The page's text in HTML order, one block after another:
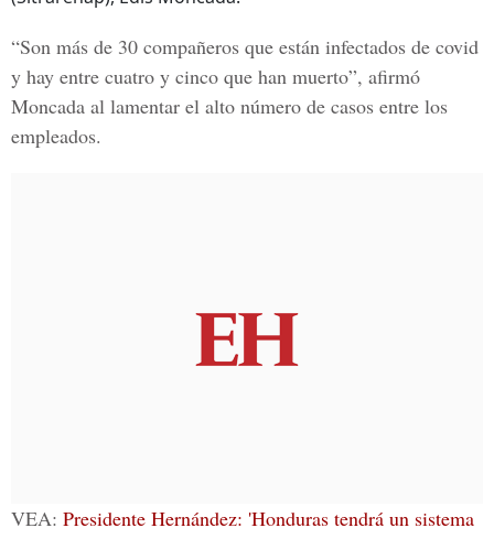
“Son más de 30 compañeros que están infectados de covid
y hay entre cuatro y cinco que han muerto”, afirmó
Moncada al lamentar el alto número de casos entre los
empleados.
VEA: Presidente Hernández: 'Honduras tendrá un sistema